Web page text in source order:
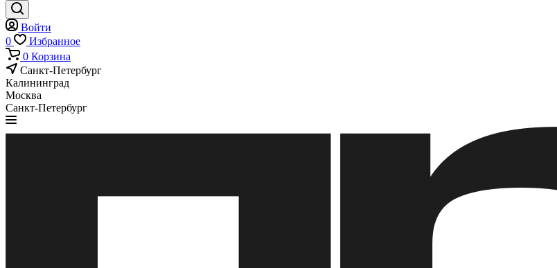
Войти
0
Избранное
0 Корзина
Санкт-Петербург
Калининград
Москва
Санкт-Петербург